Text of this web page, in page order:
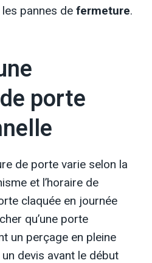
pannes de fermeture.
porte
de porte varie selon la
et l’horaire de
claquée en journée
qu’une porte
un perçage en pleine
devis avant le début